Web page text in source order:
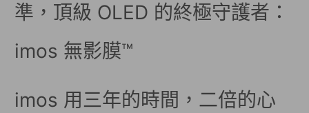
準，頂級 OLED 的終極守護者：
imos 無影膜™
imos 用三年的時間，二倍的心